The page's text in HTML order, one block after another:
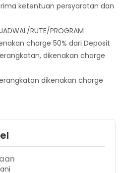
ketentuan persyaratan dan
RUTE/PROGRAM
charge 50% dari Deposit
dikenakan charge
dikenakan charge